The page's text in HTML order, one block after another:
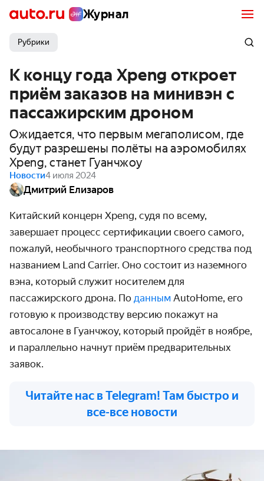
Журнал
Рубрики
К концу года Xpeng откроет
приём заказов на минивэн с
пассажирским дроном
Ожидается, что первым мегаполисом, где
будут разрешены полёты на аэромобилях
Xpeng, станет Гуанчжоу
Новости4 июля 2024
Дмитрий Елизаров
Китайский концерн Xpeng, судя по всему,
завершает процесс сертификации своего самого,
пожалуй, необычного транспортного средства под
названием Land Carrier. Оно состоит из наземного
вэна, который служит носителем для
пассажирского дрона. По данным AutoHome, его
готовую к производству версию покажут на
автосалоне в Гуанчжоу, который пройдёт в ноябре,
и параллельно начнут приём предварительных
заявок.
Читайте нас в Telegram! Там быстро и
все-все новости